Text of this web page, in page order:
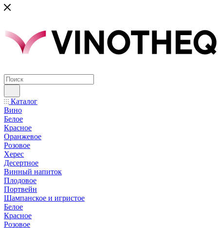
Каталог
Вино
Белое
Красное
Оранжевое
Розовое
Херес
Десертное
Винный напиток
Плодовое
Портвейн
Шампанское и игристое
Белое
Красное
Розовое